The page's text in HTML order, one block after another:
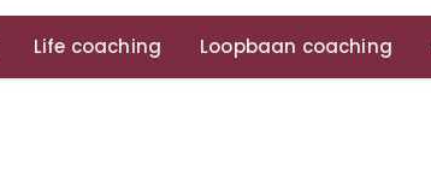
Life coaching Loopbaan coaching